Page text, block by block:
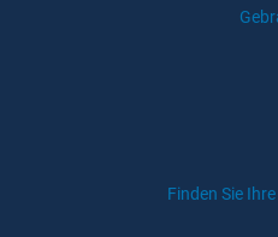
Finden Sie